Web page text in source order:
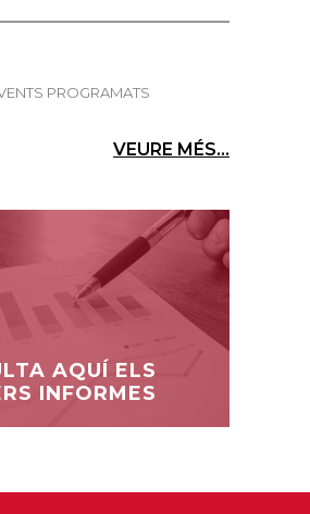
PROGRAMATS
VEURE MÉS...
AQUÍ ELS
INFORMES